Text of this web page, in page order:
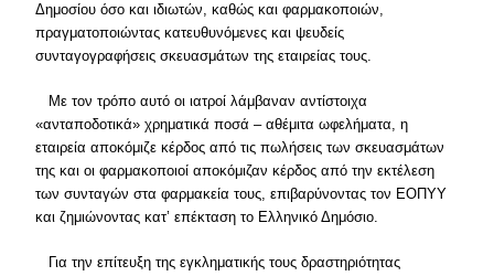
Δημοσίου όσο και ιδιωτών, καθώς και φαρμακοποιών,
πραγματοποιώντας κατευθυνόμενες και ψευδείς
συνταγογραφήσεις σκευασμάτων της εταιρείας τους.
Με τον τρόπο αυτό οι ιατροί λάμβαναν αντίστοιχα
«ανταποδοτικά» χρηματικά ποσά – αθέμιτα ωφελήματα, η
εταιρεία αποκόμιζε κέρδος από τις πωλήσεις των σκευασμάτων
της και οι φαρμακοποιοί αποκόμιζαν κέρδος από την εκτέλεση
των συνταγών στα φαρμακεία τους, επιβαρύνοντας τον ΕΟΠΥΥ
και ζημιώνοντας κατ’ επέκταση το Ελληνικό Δημόσιο.
Για την επίτευξη της εγκληματικής τους δραστηριότητας